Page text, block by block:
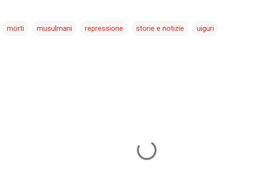
morti musulmani repressione storie e notizie uiguri